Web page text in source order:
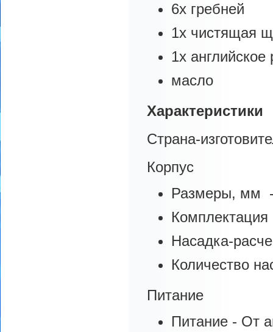
6x гребней
1x чистящая
1x английское
масло
Характеристики
Страна-
Корпус
Размеры, мм
Насадка-
Количество
Питание
Питание - От